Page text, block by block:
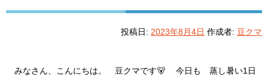
投稿日: 2023年8月4日 作成者: 豆クマ
みなさん、こんにちは。 豆クマです🐻 今日も 蒸し暑い1日